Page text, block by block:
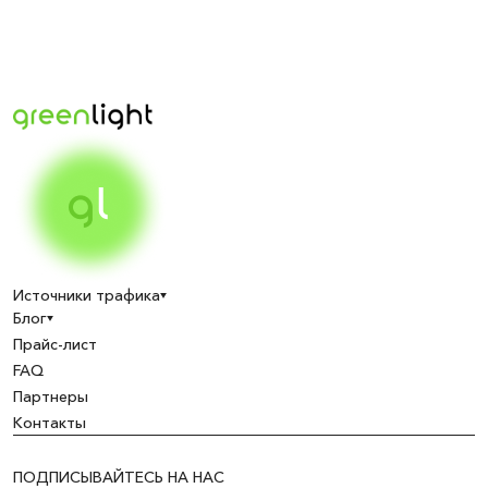
Источники трафика
Блог
Прайс-лист
FAQ
Партнеры
Контакты
ПОДПИСЫВАЙТЕСЬ НА НАС